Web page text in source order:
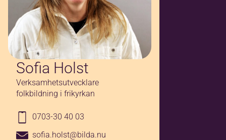
Sofia Holst
Verksamhetsutvecklare
folkbildning i frikyrkan
0703-30 40 03
sofia.holst@bilda.nu